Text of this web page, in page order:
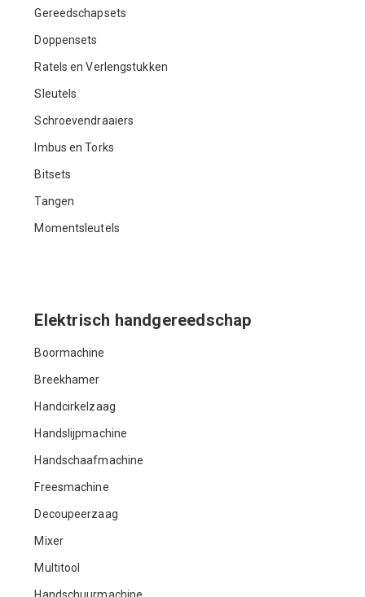
Gereedschapsets
Doppensets
Ratels en Verlengstukken
Sleutels
Schroevendraaiers
Imbus en Torks
Bitsets
Tangen
Momentsleutels
Elektrisch handgereedschap
Boormachine
Breekhamer
Handcirkelzaag
Handslijpmachine
Handschaafmachine
Freesmachine
Decoupeerzaag
Mixer
Multitool
Handschuurmachine